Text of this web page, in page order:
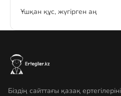
Ұшқан құс, жүгірген аң
Біздің сайттағы қазақ